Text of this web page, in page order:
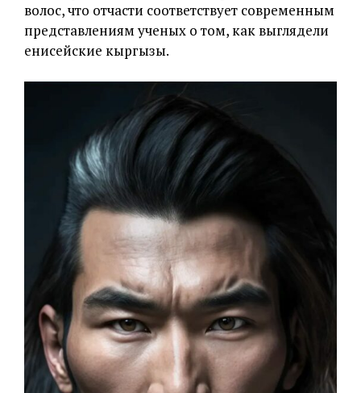
волос, что отчасти соответствует современным
представлениям ученых о том, как выглядели
енисейские кыргызы.